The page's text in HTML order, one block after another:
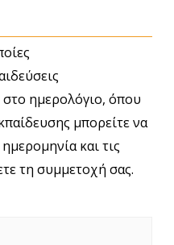
ημερολόγιο, όπου
μπορείτε να
και τις
τη συμμετοχή σας.